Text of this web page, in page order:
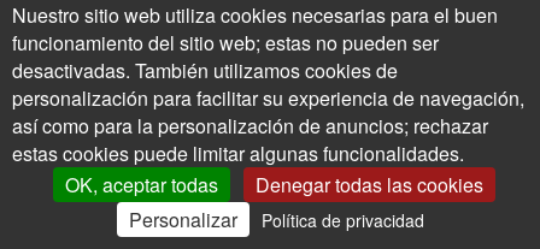
Seto Melífero
205 productos
Mi Cuenta Ofertas Cesta
Nuestro sitio web utiliza cookies necesarias para el buen
funcionamiento del sitio web; estas no pueden ser
desactivadas. También utilizamos cookies de
personalización para facilitar su experiencia de navegación,
así como para la personalización de anuncios; rechazar
estas cookies puede limitar algunas funcionalidades.
OK, aceptar todas
Denegar todas las cookies
Personalizar
Política de privacidad